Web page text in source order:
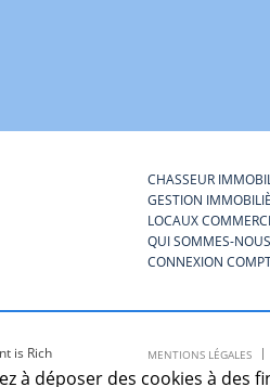
CHASSEUR
GESTION
LOCAUX
QUI SOMMES-
CONNEXION
is Rich MENTIONS LÉGALES
à déposer des cookies à des